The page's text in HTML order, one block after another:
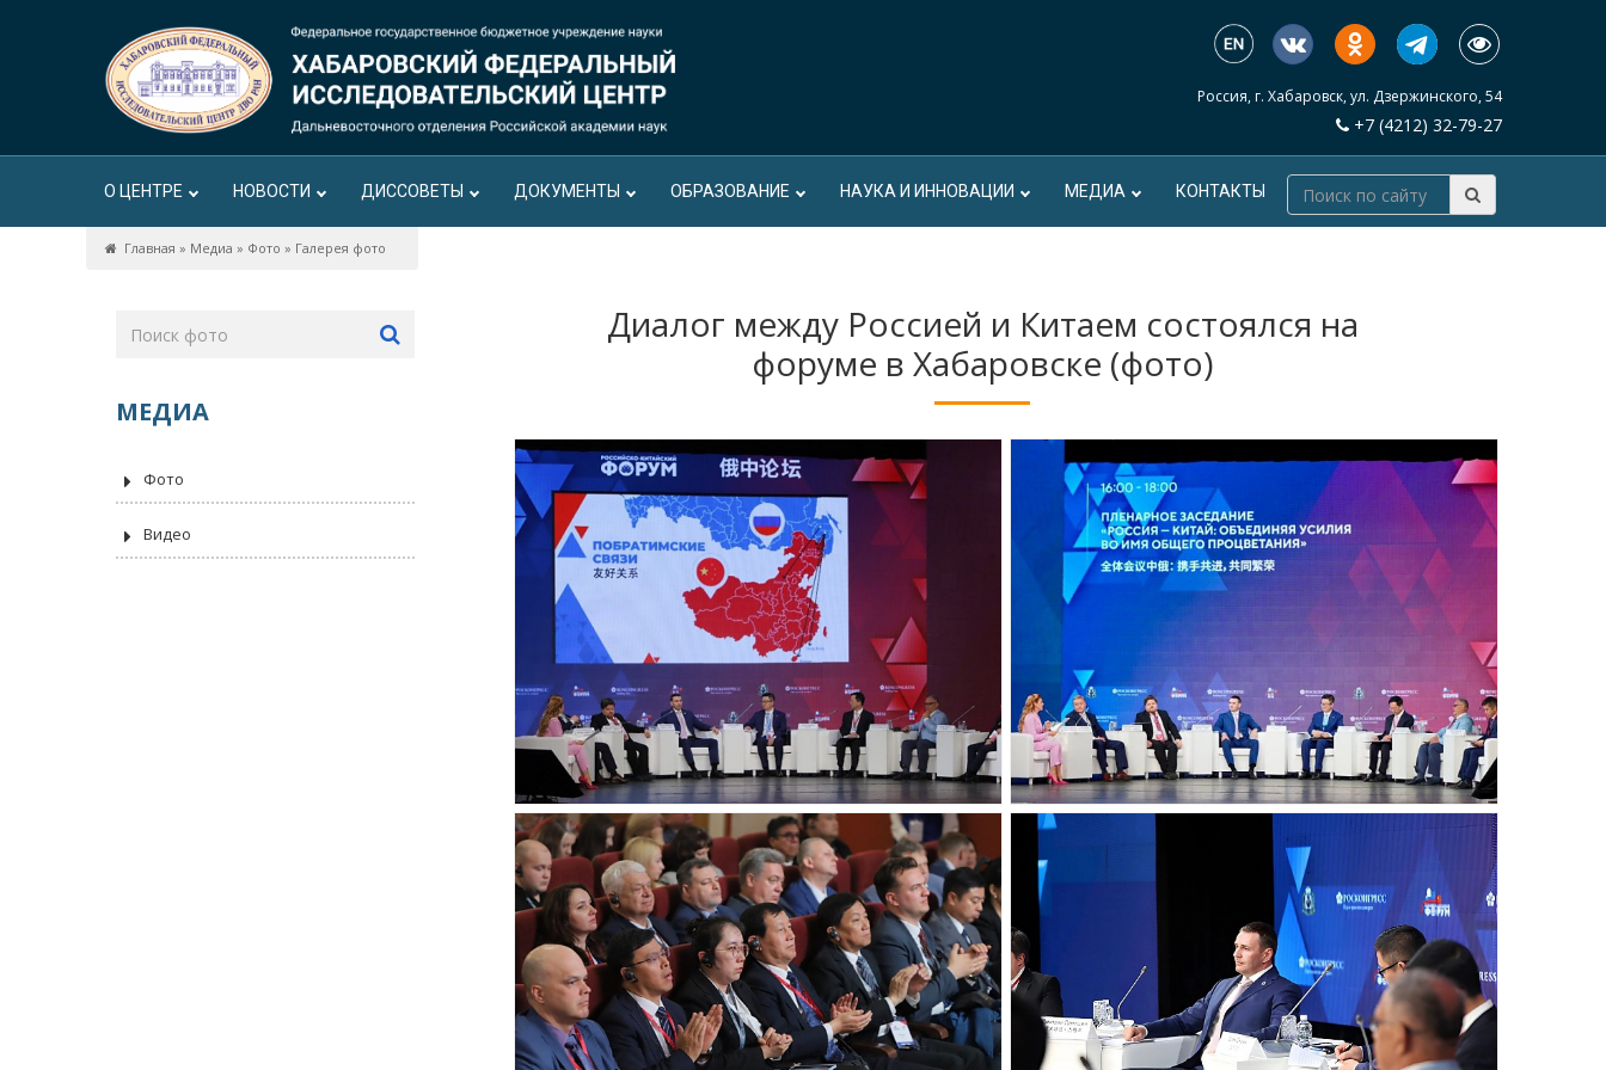
Россия, г. Хабаровск, ул. Дзержинского, 54
+7 (4212) 32-79-27
О ЦЕНТРЕ НОВОСТИ ДИССОВЕТЫ ДОКУМЕНТЫ ОБРАЗОВАНИЕ НАУКА И ИННОВАЦИИ МЕДИА КОНТАКТЫ
Главная » Медиа » Фото » Галерея фото
Диалог между Россией и Китаем состоялся на
форуме в Хабаровске (фото)
МЕДИА
Фото
Видео